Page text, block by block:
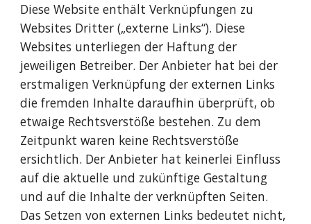
Diese Website enthält Verknüpfungen zu
Websites Dritter („externe Links“). Diese
Websites unterliegen der Haftung der
jeweiligen Betreiber. Der Anbieter hat bei der
erstmaligen Verknüpfung der externen Links
die fremden Inhalte daraufhin überprüft, ob
etwaige Rechtsverstöße bestehen. Zu dem
Zeitpunkt waren keine Rechtsverstöße
ersichtlich. Der Anbieter hat keinerlei Einfluss
auf die aktuelle und zukünftige Gestaltung
und auf die Inhalte der verknüpften Seiten.
Das Setzen von externen Links bedeutet nicht,